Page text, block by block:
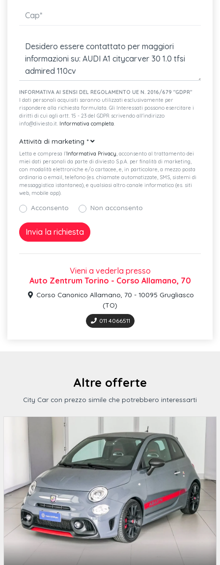
Luci interne
Interfaccia bluetooth
Modanature standard
6 altoparlanti passivi
Spoiler posteriore in design s
Digital cockpit da 10,25"
Immobilizer
Telaio citycarver
Cerchio in lega di alluminio da 17" 5 razze a
Sterzo elettromeccanico
Sistema di ausilio al parcheggio
Impugnatura leva freno a mano in pelle
INFORMATIVA AI SENSI DEL REGOLAMENTO UE N. 2016/679 "GDPR"
I dati personali acquisiti saranno utilizzati esclusivamente per
rispondere alla richiesta formulata. Gli Interessati possono esercitare i
diritti di cui agli artt. 15 - 23 del GDPR scrivendo all'indirizzo
info@diviesto.it. Informativa completa.
Attività di marketing *
Letta e compresa l’Informativa Privacy, acconsento al trattamento dei
miei dati personali da parte di diviesto S.p.A. per finalità di marketing,
con modalità elettroniche e/o cartacee, e, in particolare, a mezzo posta
ordinaria o email, telefono (es. chiamate automatizzate, SMS, sistemi di
messaggistica istantanea), e qualsiasi altro canale informatico (es. siti
web, mobile app).
Acconsento Non acconsento
Vieni a vederla presso
Auto Zentrum Torino - Corso Allamano, 70
Corso Canonico Allamano, 70 - 10095 Grugliasco
(TO)
011 4066511
Altre offerte
City Car con prezzo simile che potrebbero interessarti